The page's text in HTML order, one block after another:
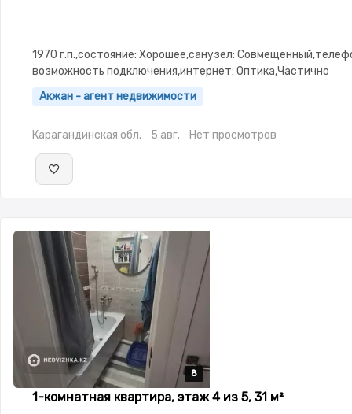
1970 г.п.,состояние: Хорошее,санузел:
возможность подключения,интернет: Оптика,Частично
меблирована,Частично меблирована,паркинг: Рядом
стоянка,Домофон,Видеонаблюдение,Пластиковые
Акжан - агент недвижимости
Карагандинская обл. 5 авг. Нет просмотров
8
8
8
8
8
1-комнатная квартира, этаж 4 из 5, 31 м²